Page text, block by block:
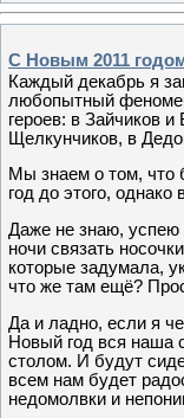
С Новым 2011
Каждый декабрь я
любопытный
героев: в Зайчиков
Щелкунчиков, в
Мы знаем о том, что
год до этого, однако
Даже не знаю, успею
ночи связать
которые задумала,
что же там ещё?
Да и ладно, если я
Новый год вся наша
столом. И будут
всем нам будет
недомолвки и